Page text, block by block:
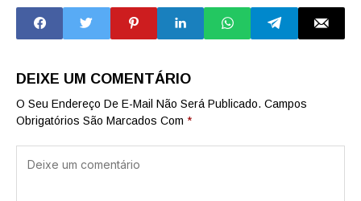
2026
furtados na Zona
Leste de SP
DEIXE UM COMENTÁRIO
O Seu Endereço De E-Mail Não Será Publicado. Campos
Obrigatórios São Marcados Com *